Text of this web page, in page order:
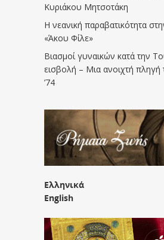
Κυριάκου Μητσοτάκη
Η νεανική παραβατικότητα
«Άκου Φίλε»
Βιασμοί γυναικών κατά την
εισβολή – Μια ανοιχτή πληγή
’74
Ελληνικά
English